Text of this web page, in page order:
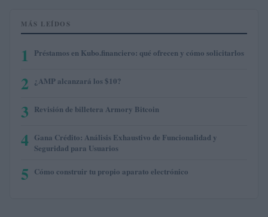
MÁS LEÍDOS
1 Préstamos en Kubo.financiero: qué ofrecen y cómo solicitarlos
2 ¿AMP alcanzará los $10?
3 Revisión de billetera Armory Bitcoin
4 Gana Crédito: Análisis Exhaustivo de Funcionalidad y
Seguridad para Usuarios
5 Cómo construir tu propio aparato electrónico